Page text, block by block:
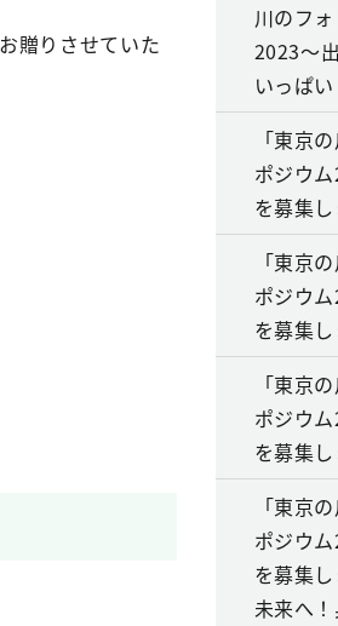
贈りさせていた
川のフ
2023～
いっぱ
「東京
ポジウ
を募集し
「東京
ポジウ
を募集し
「東京
ポジウ
を募集し
「東京
ポジウ
を募集
未来へ